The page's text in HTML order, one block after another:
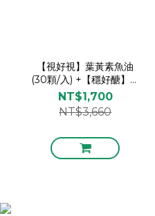
【視好視】葉黃素魚油
(30顆/入) +【穩好醣】白
腎豆仙人掌 (60顆/入)
NT$1,700
NT$3,660